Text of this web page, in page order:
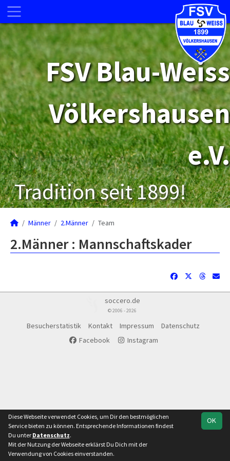
FSV Blau-Weiss
Völkershausen
e.V.
Tradition seit 1899!
Männer 2.Männer Team
Team
1. Kreisklasse
Staffel 3
Spielplan
2.Männer : Mannschaftskader
soccero.de
© 2006 - 2026
Besucherstatistik Kontakt Impressum
Datenschutz
Facebook
Instagram
OK
Diese Webseite verwendet Cookies, um Dir den bestmöglichen
Service bieten zu können. Entsprechende Informationen findest
Du unter Datenschutz.
Mit der Nutzung der Webseite erklärst Du Dich mit der
Verwendung von Cookies einverstanden.